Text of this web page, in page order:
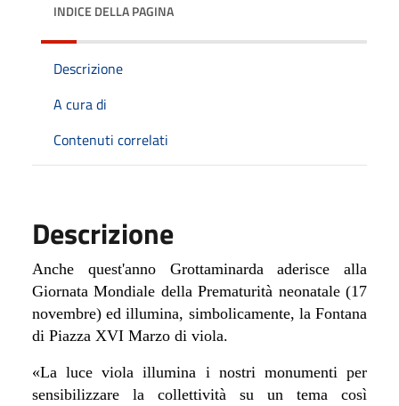
INDICE DELLA PAGINA
Descrizione
A cura di
Contenuti correlati
Descrizione
Anche quest'anno Grottaminarda aderisce alla
Giornata Mondiale della Prematurità neonatale (17
novembre) ed illumina, simbolicamente, la Fontana
di Piazza XVI Marzo di viola.
«La luce viola illumina i nostri monumenti per
sensibilizzare la collettività su un tema così